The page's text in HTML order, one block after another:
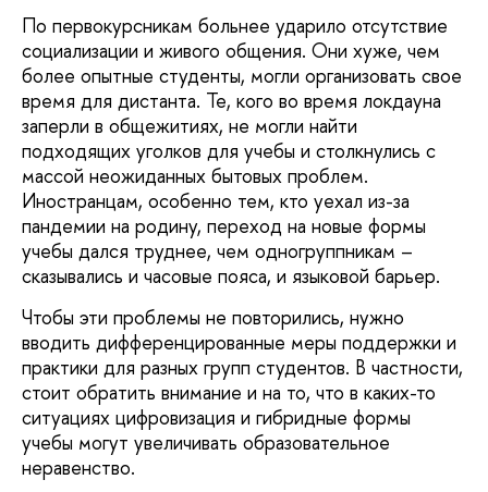
По первокурсникам больнее ударило отсутствие
социализации и живого общения. Они хуже, чем
более опытные студенты, могли организовать свое
время для дистанта. Те, кого во время локдауна
заперли в общежитиях, не могли найти
подходящих уголков для учебы и столкнулись с
массой неожиданных бытовых проблем.
Иностранцам, особенно тем, кто уехал из-за
пандемии на родину, переход на новые формы
учебы дался труднее, чем одногруппникам –
сказывались и часовые пояса, и языковой барьер.
Чтобы эти проблемы не повторились, нужно
вводить дифференцированные меры поддержки и
практики для разных групп студентов. В частности,
стоит обратить внимание и на то, что в каких-то
ситуациях цифровизация и гибридные формы
учебы могут увеличивать образовательное
неравенство.